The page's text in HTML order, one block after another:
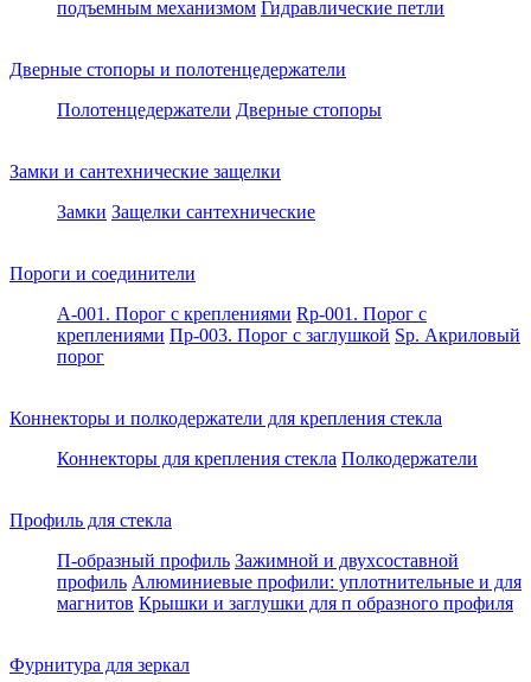
подъемным механизмом Гидравлические петли
Дверные стопоры и полотенцедержатели
Полотенцедержатели Дверные стопоры
Замки и сантехнические защелки
Замки Защелки сантехнические
Пороги и соединители
A-001. Порог с креплениями Rp-001. Порог с
креплениями Пр-003. Порог с заглушкой Sp. Акриловый
порог
Коннекторы и полкодержатели для крепления стекла
Коннекторы для крепления стекла Полкодержатели
Профиль для стекла
П-образный профиль Зажимной и двухсоставной
профиль Алюминиевые профили: уплотнительные и для
магнитов Крышки и заглушки для п образного профиля
Фурнитура для зеркал